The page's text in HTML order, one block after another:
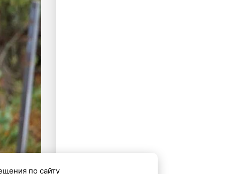
по сайту